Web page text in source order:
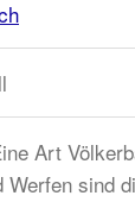
Art
Werfen sind